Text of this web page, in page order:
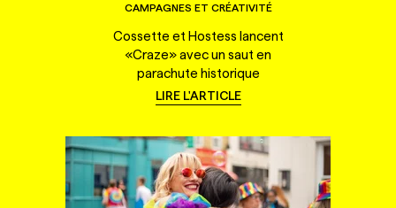
CAMPAGNES ET CRÉATIVITÉ
Cossette et Hostess lancent
«Craze» avec un saut en
parachute historique
LIRE L'ARTICLE